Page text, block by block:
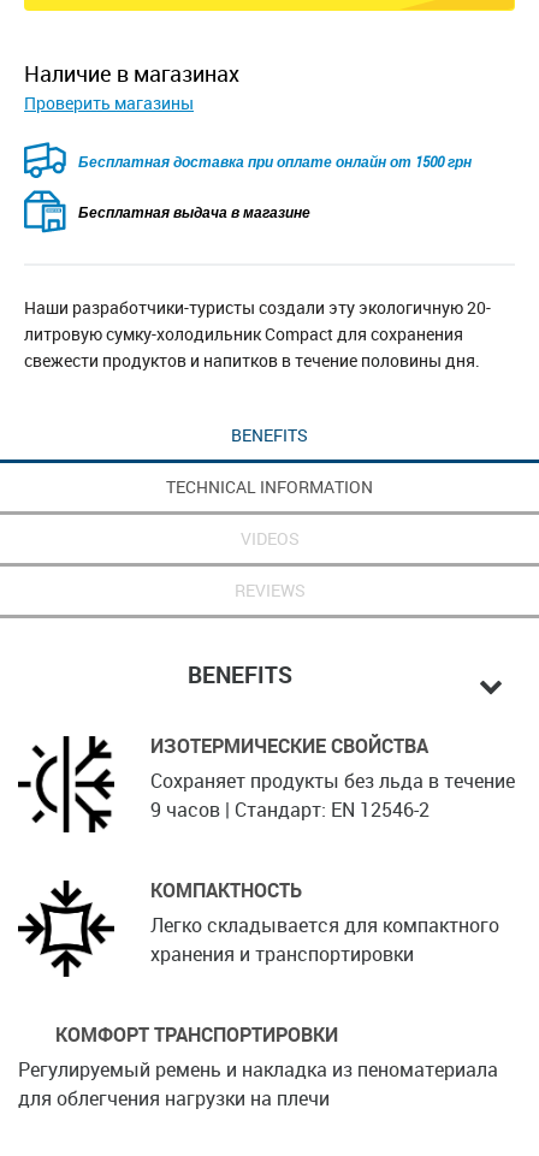
наличие в магазинах
Проверить магазины
Безкоштовна доставка для замовлень від 2500 грн при
оплаті онлайн
Бесплатная выдача в магазине
Наши разработчики-туристы создали эту экологичную 20-
литровую сумку-холодильник Compact для сохранения
свежести продуктов и напитков в течение половины дня.
BENEFITS
TECHNICAL INFORMATION
VIDEOS
REVIEWS
BENEFITS
ИЗОТЕРМИЧЕСКИЕ СВОЙСТВА
Сохраняет продукты без льда в течение
9 часов | Стандарт: EN 12546-2
КОМПАКТНОСТЬ
Легко складывается для компактного
хранения и транспортировки
КОМФОРТ ТРАНСПОРТИРОВКИ
Регулируемый ремень и накладка из пеноматериала
для облегчения нагрузки на плечи